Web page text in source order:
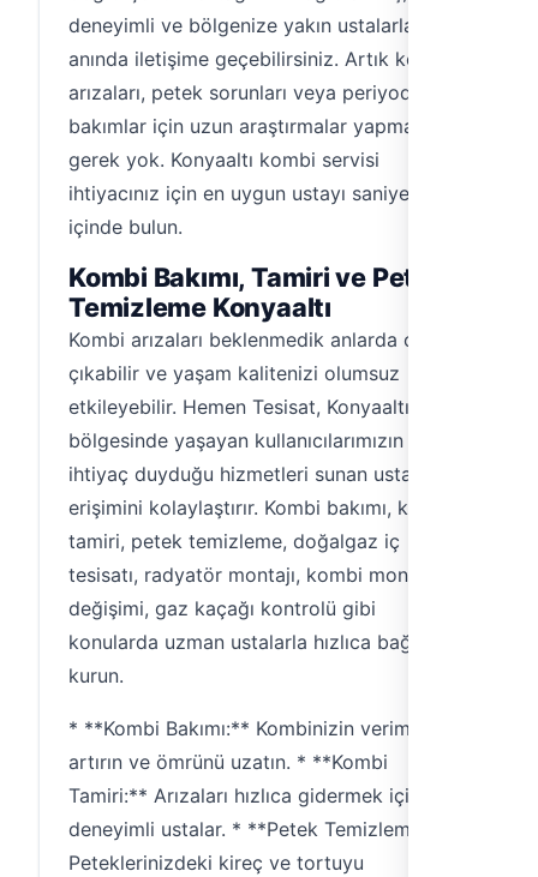
deneyimli ve bölgenize yakın ustalarla
anında iletişime geçebilirsiniz. Artık kombi
arızaları, petek sorunları veya periyodik
bakımlar için uzun araştırmalar yapmanıza
gerek yok. Konyaaltı kombi servisi
ihtiyacınız için en uygun ustayı saniyeler
içinde bulun.
Kombi Bakımı, Tamiri ve Petek
Temizleme Konyaaltı
Kombi arızaları beklenmedik anlarda ortaya
çıkabilir ve yaşam kalitenizi olumsuz
etkileyebilir. Hemen Tesisat, Konyaaltı
bölgesinde yaşayan kullanıcılarımızın en sık
ihtiyaç duyduğu hizmetleri sunan ustalara
erişimini kolaylaştırır. Kombi bakımı, kombi
tamiri, petek temizleme, doğalgaz iç
tesisatı, radyatör montajı, kombi montajı ve
değişimi, gaz kaçağı kontrolü gibi
konularda uzman ustalarla hızlıca bağlantı
kurun.
* **Kombi Bakımı:** Kombinizin verimliliğini
artırın ve ömrünü uzatın. * **Kombi
Tamiri:** Arızaları hızlıca gidermek için
deneyimli ustalar. * **Petek Temizleme:**
Peteklerinizdeki kireç ve tortuyu